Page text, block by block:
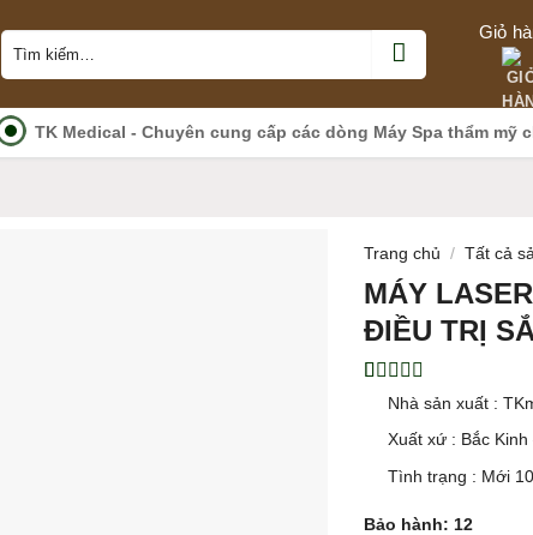
Tìm
kiếm:
Giỏ
TK Medical - Chuyên cung cấp các dòng Máy Spa thẩm mỹ
Trang chủ / Tất cả
MÁY
ĐIỀU TRỊ
5.00trên 5
đánh giá
Nhà sản xuất :
Xuất xứ : Bắc
Tình trạng : Mới
Bảo hành: 12